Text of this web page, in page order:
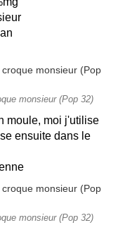
monsieur (Pop 32)
moule, moi j'utilise
ensuite dans le
monsieur (Pop 32)